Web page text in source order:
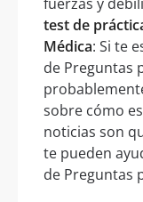
test de
Médica: Si te
de Preguntas
sobre cómo
noticias son
te pueden
de Preguntas